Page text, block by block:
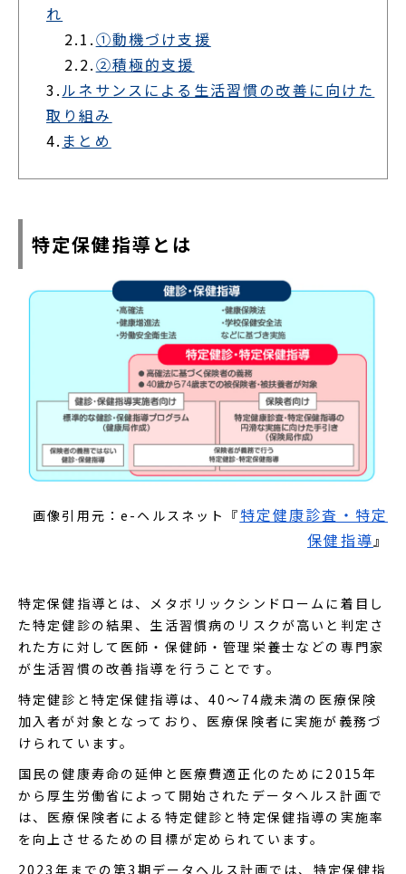
れ
2.1.①動機づけ支援
2.2.②積極的支援
3.ルネサンスによる生活習慣の改善に向けた
取り組み
4. まとめ
特定保健指導とは
画像引用元：e-ヘルスネット『 特定健康診査・特定
保健指導 』
特定保健指導とは、メタボリックシンドロームに着目し
た特定健診の結果、生活習慣病のリスクが高いと判定さ
れた方に対して医師・保健師・管理栄養士などの専門家
が生活習慣の改善指導を行うことです。
特定健診と特定保健指導は、40～74歳未満の医療保険
加入者が対象となっており、医療保険者に実施が義務づ
けられています。
国民の健康寿命の延伸と医療費適正化のために2015年
から厚生労働省によって開始されたデータヘルス計画で
は、医療保険者による特定健診と特定保健指導の実施率
を向上させるための目標が定められています。
2023年までの第3期データヘルス計画では、特定保健指